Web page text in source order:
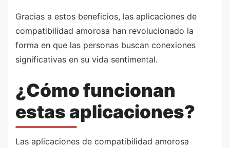
Gracias a estos beneficios, las aplicaciones de
compatibilidad amorosa han revolucionado la
forma en que las personas buscan conexiones
significativas en su vida sentimental.
¿Cómo funcionan
estas aplicaciones?
Las aplicaciones de compatibilidad amorosa